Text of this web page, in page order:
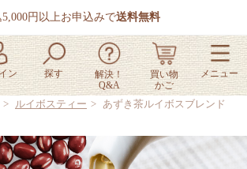
円以上お申込みで送料無料
ルイボスティー
あずき茶ルイボスブレンド